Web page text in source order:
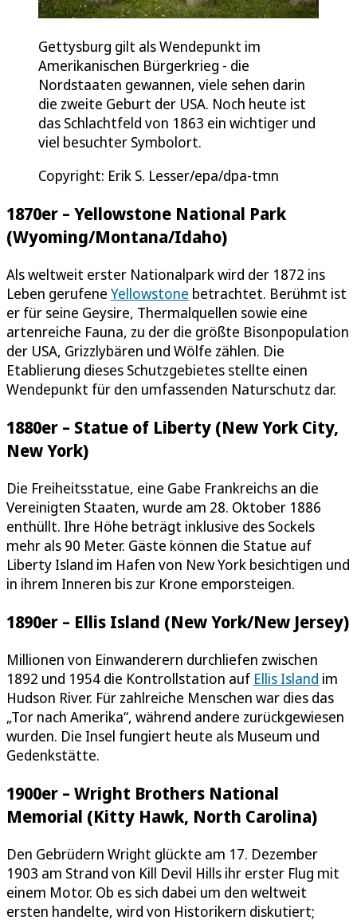
Gettysburg gilt als Wendepunkt im
Amerikanischen Bürgerkrieg - die
Nordstaaten gewannen, viele sehen darin
die zweite Geburt der USA. Noch heute ist
das Schlachtfeld von 1863 ein wichtiger und
viel besuchter Symbolort.
Copyright: Erik S. Lesser/epa/dpa-tmn
1870er – Yellowstone National Park
(Wyoming/Montana/Idaho)
Als weltweit erster Nationalpark wird der 1872 ins
Leben gerufene Yellowstone betrachtet. Berühmt ist
er für seine Geysire, Thermalquellen sowie eine
artenreiche Fauna, zu der die größte Bisonpopulation
der USA, Grizzlybären und Wölfe zählen. Die
Etablierung dieses Schutzgebietes stellte einen
Wendepunkt für den umfassenden Naturschutz dar.
1880er – Statue of Liberty (New York City,
New York)
Die Freiheitsstatue, eine Gabe Frankreichs an die
Vereinigten Staaten, wurde am 28. Oktober 1886
enthüllt. Ihre Höhe beträgt inklusive des Sockels
mehr als 90 Meter. Gäste können die Statue auf
Liberty Island im Hafen von New York besichtigen und
in ihrem Inneren bis zur Krone emporsteigen.
1890er – Ellis Island (New York/New Jersey)
Millionen von Einwanderern durchliefen zwischen
1892 und 1954 die Kontrollstation auf Ellis Island im
Hudson River. Für zahlreiche Menschen war dies das
„Tor nach Amerika“, während andere zurückgewiesen
wurden. Die Insel fungiert heute als Museum und
Gedenkstätte.
1900er – Wright Brothers National
Memorial (Kitty Hawk, North Carolina)
Den Gebrüdern Wright glückte am 17. Dezember
1903 am Strand von Kill Devil Hills ihr erster Flug mit
einem Motor. Ob es sich dabei um den weltweit
ersten handelte, wird von Historikern diskutiert;